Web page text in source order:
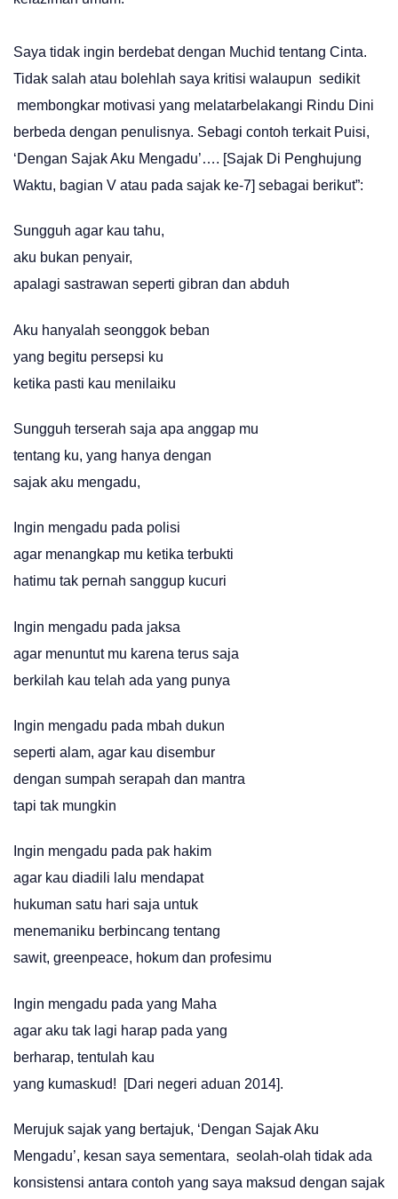
Saya tidak ingin berdebat dengan Muchid tentang Cinta.
Tidak salah atau bolehlah saya kritisi walaupun sedikit
membongkar motivasi yang melatarbelakangi Rindu Dini
berbeda dengan penulisnya. Sebagi contoh terkait Puisi,
‘Dengan Sajak Aku Mengadu’…. [Sajak Di Penghujung
Waktu, bagian V atau pada sajak ke-7] sebagai berikut”:
Sungguh agar kau tahu,
aku bukan penyair,
apalagi sastrawan seperti gibran dan abduh
Aku hanyalah seonggok beban
yang begitu persepsi ku
ketika pasti kau menilaiku
Sungguh terserah saja apa anggap mu
tentang ku, yang hanya dengan
sajak aku mengadu,
Ingin mengadu pada polisi
agar menangkap mu ketika terbukti
hatimu tak pernah sanggup kucuri
Ingin mengadu pada jaksa
agar menuntut mu karena terus saja
berkilah kau telah ada yang punya
Ingin mengadu pada mbah dukun
seperti alam, agar kau disembur
dengan sumpah serapah dan mantra
tapi tak mungkin
Ingin mengadu pada pak hakim
agar kau diadili lalu mendapat
hukuman satu hari saja untuk
menemaniku berbincang tentang
sawit, greenpeace, hokum dan profesimu
Ingin mengadu pada yang Maha
agar aku tak lagi harap pada yang
berharap, tentulah kau
yang kumaskud! [Dari negeri aduan 2014].
Merujuk sajak yang bertajuk, ‘Dengan Sajak Aku
Mengadu’, kesan saya sementara, seolah-olah tidak ada
konsistensi antara contoh yang saya maksud dengan sajak